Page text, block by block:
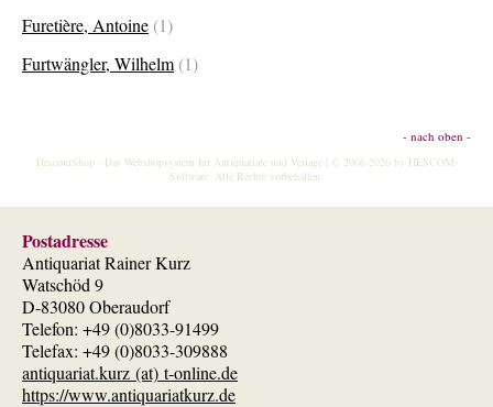
Furetière, Antoine (1)
Furtwängler, Wilhelm (1)
- nach oben -
HescomShop- Das Webshopsystem für Antiquariate und Verlage | © 2006-2026 by HESCOM-
Software. Alle Rechte vorbehalten.
Postadresse
Antiquariat Rainer Kurz
Watschöd 9
D-83080 Oberaudorf
Telefon: +49 (0)8033-91499
Telefax: +49 (0)8033-309888
antiquariat.kurz (at) t-online.de
https://www.antiquariatkurz.de